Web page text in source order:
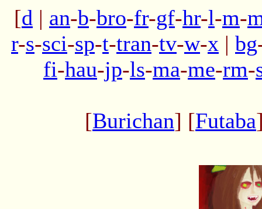
[d | an-b-bro-fr-gf-hr-l-m-
r-s-sci-sp-t-tran-tv-w-x | bg
fi-hau-jp-ls-ma-me-rm-
[Burichan] [Futaba